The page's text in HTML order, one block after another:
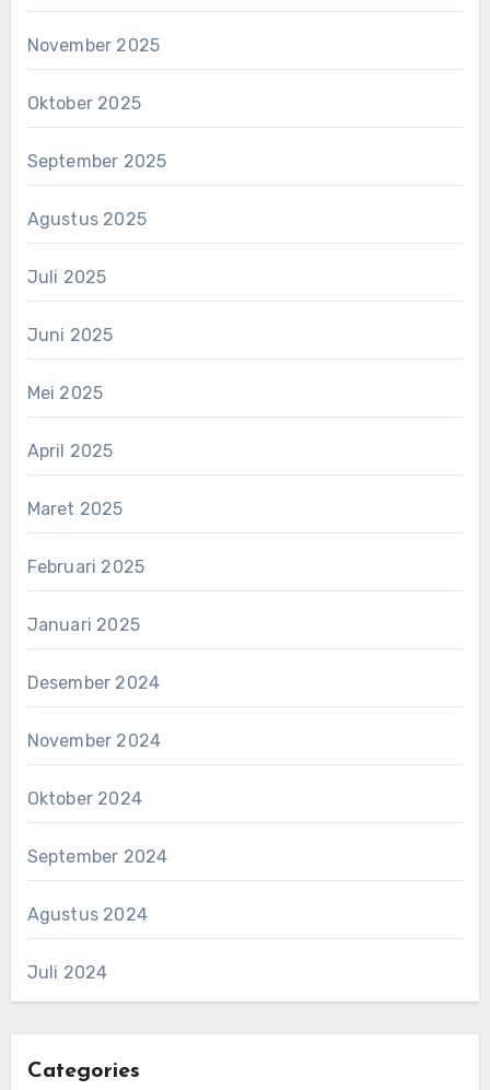
November 2025
Oktober 2025
September 2025
Agustus 2025
Juli 2025
Juni 2025
Mei 2025
April 2025
Maret 2025
Februari 2025
Januari 2025
Desember 2024
November 2024
Oktober 2024
September 2024
Agustus 2024
Juli 2024
Categories